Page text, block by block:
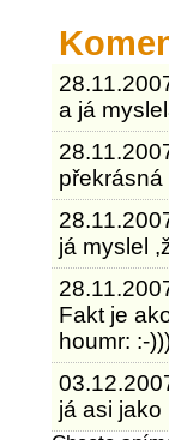
a já
překrásná
já myslel
Fakt je
houmr: :-
já asi jako